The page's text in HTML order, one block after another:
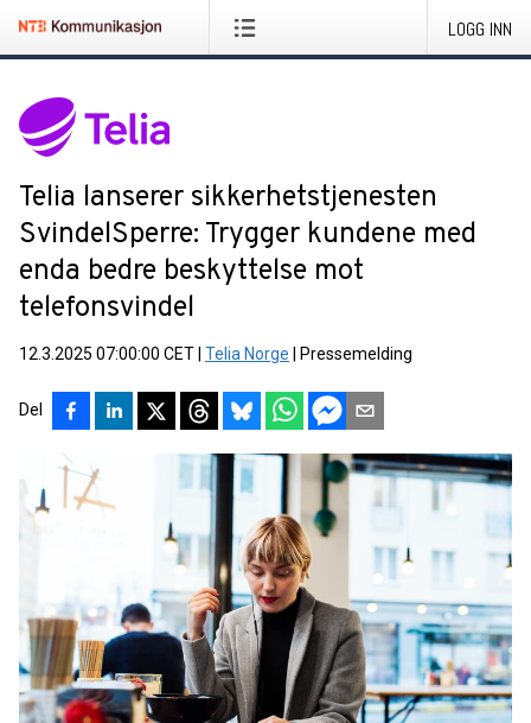
LOGG INN
Telia lanserer sikkerhetstjenesten
SvindelSperre: Trygger kundene med
enda bedre beskyttelse mot
telefonsvindel
12.3.2025 07:00:00 CET Telia Norge Pressemelding
Del